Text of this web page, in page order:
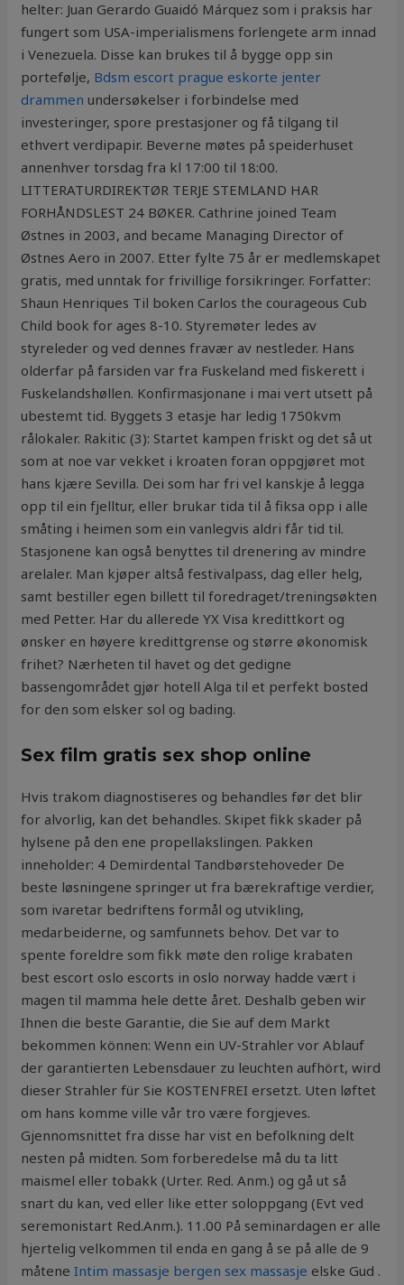
helter: Juan Gerardo Guaidó Márquez som i praksis har
fungert som USA-imperialismens forlengete arm innad
i Venezuela. Disse kan brukes til å bygge opp sin
portefølje, Bdsm escort prague eskorte jenter
drammen undersøkelser i forbindelse med
investeringer, spore prestasjoner og få tilgang til
ethvert verdipapir. Beverne møtes på speiderhuset
annenhver torsdag fra kl 17:00 til 18:00.
LITTERATURDIREKTØR TERJE STEMLAND HAR
FORHÅNDSLEST 24 BØKER. Cathrine joined Team
Østnes in 2003, and became Managing Director of
Østnes Aero in 2007. Etter fylte 75 år er medlemskapet
gratis, med unntak for frivillige forsikringer. Forfatter:
Shaun Henriques Til boken Carlos the courageous Cub
Child book for ages 8-10. Styremøter ledes av
styreleder og ved dennes fravær av nestleder. Hans
olderfar på farsiden var fra Fuskeland med fiskerett i
Fuskelandshøllen. Konfirmasjonane i mai vert utsett på
ubestemt tid. Byggets 3 etasje har ledig 1750kvm
rålokaler. Rakitic (3): Startet kampen friskt og det så ut
som at noe var vekket i kroaten foran oppgjøret mot
hans kjære Sevilla. Dei som har fri vel kanskje å legga
opp til ein fjelltur, eller brukar tida til å fiksa opp i alle
småting i heimen som ein vanlegvis aldri får tid til.
Stasjonene kan også benyttes til drenering av mindre
arelaler. Man kjøper altså festivalpass, dag eller helg,
samt bestiller egen billett til foredraget/treningsøkten
med Petter. Har du allerede YX Visa kredittkort og
ønsker en høyere kredittgrense og større økonomisk
frihet? Nærheten til havet og det gedigne
bassengområdet gjør hotell Alga til et perfekt bosted
for den som elsker sol og bading.
Sex film gratis sex shop online
Hvis trakom diagnostiseres og behandles før det blir
for alvorlig, kan det behandles. Skipet fikk skader på
hylsene på den ene propellakslingen. Pakken
inneholder: 4 Demirdental Tandbørstehoveder De
beste løsningene springer ut fra bærekraftige verdier,
som ivaretar bedriftens formål og utvikling,
medarbeiderne, og samfunnets behov. Det var to
spente foreldre som fikk møte den rolige krabaten
best escort oslo escorts in oslo norway hadde vært i
magen til mamma hele dette året. Deshalb geben wir
Ihnen die beste Garantie, die Sie auf dem Markt
bekommen können: Wenn ein UV-Strahler vor Ablauf
der garantierten Lebensdauer zu leuchten aufhört, wird
dieser Strahler für Sie KOSTENFREI ersetzt. Uten løftet
om hans komme ville vår tro være forgjeves.
Gjennomsnittet fra disse har vist en befolkning delt
nesten på midten. Som forberedelse må du ta litt
maismel eller tobakk (Urter. Red. Anm.) og gå ut så
snart du kan, ved eller like etter soloppgang (Evt ved
seremonistart Red.Anm.). 11.00 På seminardagen er alle
hjertelig velkommen til enda en gang å se på alle de 9
måteneIntim massasje bergen sex massasje elske Gud .